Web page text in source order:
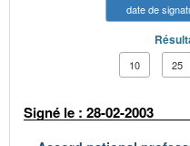
date de
10 25
Signé le : 28-02-2003